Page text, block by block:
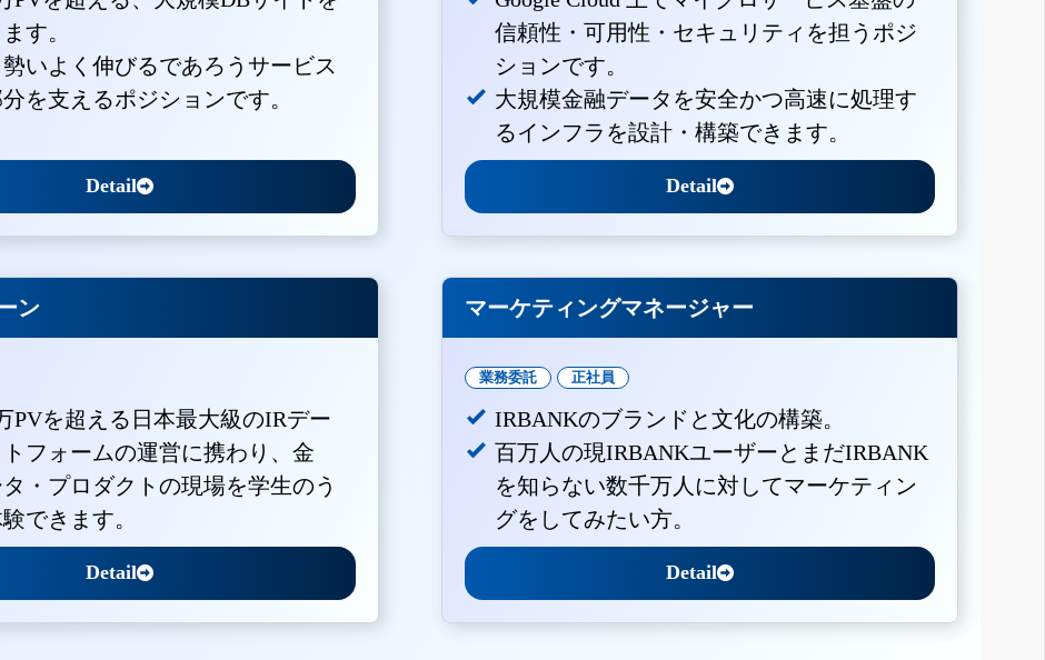
す。
いよく伸びるであろうサービス
を支えるポジションです。
Detail
信頼性・可用性・セキュリティを担うポジ
ションです。
大規模金融データを安全かつ高速に処理す
るインフラを設計・構築できます。
Detail
ン
PVを超える日本最大級のIRデー
フォームの運営に携わり、金
・プロダクトの現場を学生のう
できます。
Detail
マーケティングマネージャー
業務委託 正社員
IRBANKのブランドと文化の構築。
百万人の現IRBANKユーザーとまだIRBANK
を知らない数千万人に対してマーケティン
グをしてみたい方。
Detail